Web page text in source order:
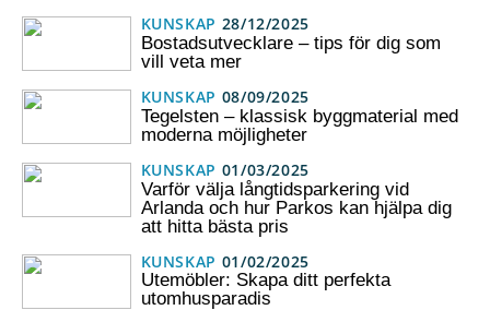
KUNSKAP 28/12/2025
Bostadsutvecklare – tips för dig som
vill veta mer
KUNSKAP 08/09/2025
Tegelsten – klassisk byggmaterial med
moderna möjligheter
KUNSKAP 01/03/2025
Varför välja långtidsparkering vid
Arlanda och hur Parkos kan hjälpa dig
att hitta bästa pris
KUNSKAP 01/02/2025
Utemöbler: Skapa ditt perfekta
utomhusparadis